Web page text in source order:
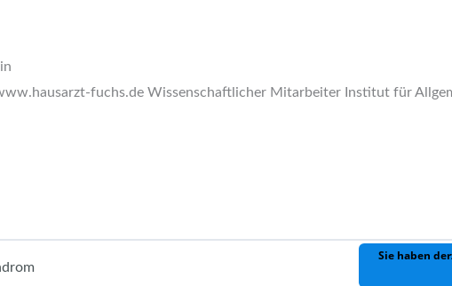
fuchs.de Wissenschaftlicher Mitarbeiter Institut für
Sie haben